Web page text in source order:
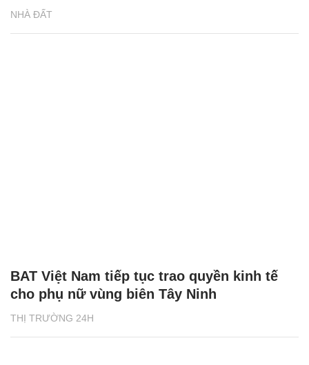
NHÀ ĐẤT
THỊ TRƯỜNG 24H
BAT Việt Nam tiếp tục trao quyền kinh tế
cho phụ nữ vùng biên Tây Ninh